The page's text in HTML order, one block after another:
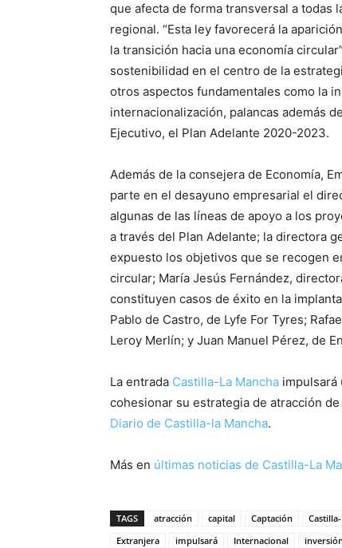
que afecta de forma transversal a todas
regional. “Esta ley favorecerá la
la transición hacia una economía
sostenibilidad en el centro de la
otros aspectos fundamentales como la
internacionalización, palancas además
Ejecutivo, el Plan Adelante 2020-2023.
Además de la consejera de Economía,
parte en el desayuno empresarial el
algunas de las líneas de apoyo a los
a través del Plan Adelante; la directora
expuesto los objetivos que se recogen
circular; María Jesús Fernández,
constituyen casos de éxito en la
Pablo de Castro, de Lyfe For Tyres;
Leroy Merlín; y Juan Manuel Pérez, de
La entrada Castilla-La Mancha impulsará
cohesionar su estrategia de atracción
Diario de Castilla-la Mancha.
Más en últimas noticias de Castilla-La
TAGS atracción capital Captación
Extranjera
impulsará Internacional